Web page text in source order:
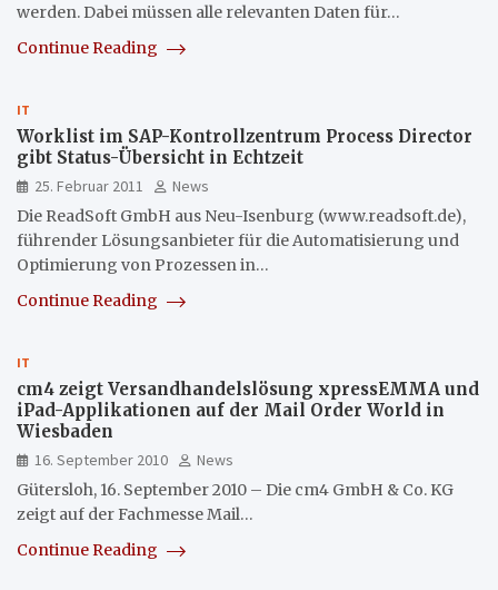
werden. Dabei müssen alle relevanten Daten für…
Continue Reading
IT
Worklist im SAP-Kontrollzentrum Process Director
gibt Status-Übersicht in Echtzeit
25. Februar 2011
News
Die ReadSoft GmbH aus Neu-Isenburg (www.readsoft.de),
führender Lösungsanbieter für die Automatisierung und
Optimierung von Prozessen in…
Continue Reading
IT
cm4 zeigt Versandhandelslösung xpressEMMA und
iPad-Applikationen auf der Mail Order World in
Wiesbaden
16. September 2010
News
Gütersloh, 16. September 2010 – Die cm4 GmbH & Co. KG
zeigt auf der Fachmesse Mail…
Continue Reading